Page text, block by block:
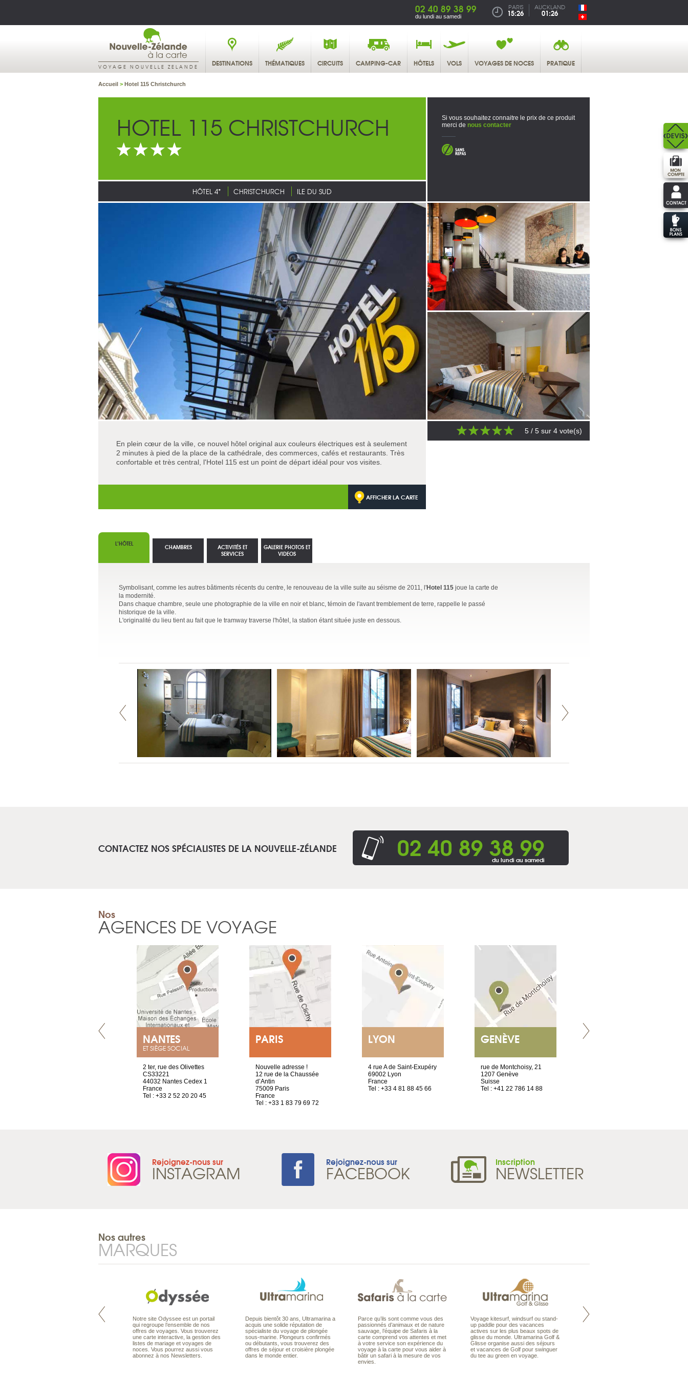
02 40 89 38 99
du lundi au samedi
PARIS
15:26
AUCKLAND
01:26
VOYAGE NOUVELLE ZELANDE DESTINATIONS THÉMATIQUES CIRCUITS CAMPING-CAR HÔTELS VOLS VOYAGES DE NOCES PRATIQUE
Accueil > Hotel 115 Christchurch
HOTEL 115 CHRISTCHURCH
HÔTEL 4* CHRISTCHURCH ILE DU SUD
Si vous souhaitez connaitre le prix de ce produit
merci de nous contacter
En plein cœur de la ville, ce nouvel hôtel original aux couleurs électriques est à seulement
2 minutes à pied de la place de la cathédrale, des commerces, cafés et restaurants. Très
confortable et très central, l'Hotel 115 est un point de départ idéal pour vos visites.
AFFICHER LA CARTE
5 / 5 sur 4 vote(s)
L’HÔTEL
Symbolisant, comme les autres bâtiments récents du centre, le renouveau de la ville suite au séisme de 2011, l'Hotel 115 joue la carte de
la modernité.
Dans chaque chambre, seule une photographie de la ville en noir et blanc, témoin de l'avant tremblement de terre, rappelle le passé
historique de la ville.
L'originalité du lieu tient au fait que le tramway traverse l'hôtel, la station étant située juste en dessous.
CHAMBRES
ACTIVITÉS ET
SERVICES
GALERIE PHOTOS ET
VIDEOS
CONTACTEZ NOS SPÉCIALISTES DE LA NOUVELLE-ZÉLANDE 02 40 89 38 99
du lundi au samedi
Nos
AGENCES DE VOYAGE
NANTES
ET SIÈGE SOCIAL
2 ter, rue des Olivettes
CS33221
44032 Nantes Cedex 1
France
Tel : +33 2 52 20 20 45
PARIS
Nouvelle adresse !
12 rue de la Chaussée
d’Antin
75009 Paris
France
Tel : +33 1 83 79 69 72
LYON
4 rue A de Saint-Exupéry
69002 Lyon
France
Tel : +33 4 81 88 45 66
GENÈVE
rue de Montchoisy, 21
1207 Genève
Suisse
Tel : +41 22 786 14 88
Rejoignez-nous sur
INSTAGRAM Rejoignez-nous sur
FACEBOOK Inscription
NEWSLETTER
Nos autres
MARQUES
Pacifique à la carte est le spécialiste
Notre site Odyssee est un portail
qui regroupe l’ensemble de nos
offres de voyages. Vous trouverez
une carte interactive, la gestion des
listes de mariage et voyages de
noces. Vous pourrez aussi vous
abonnez à nos Newsletters.
Depuis bientôt 30 ans, Ultramarina a
acquis une solide réputation de
spécialiste du voyage de plongée
sous-marine. Plongeurs confirmés
ou débutants, vous trouverez des
offres de séjour et croisière plongée
dans le monde entier.
Parce qu’ils sont comme vous des
passionnés d’animaux et de nature
sauvage, l’équipe de Safaris à la
carte comprend vos attentes et met
à votre service son expérience du
voyage à la carte pour vous aider à
bâtir un safari à la mesure de vos
envies.
Voyage kitesurf, windsurf ou stand-
up paddle pour des vacances
actives sur les plus beaux spots de
glisse du monde. Ultramarina Golf &
Glisse organise aussi des séjours
et vacances de Golf pour swinguer
du tee au green en voyage.
Maldives à la Carte propose tous